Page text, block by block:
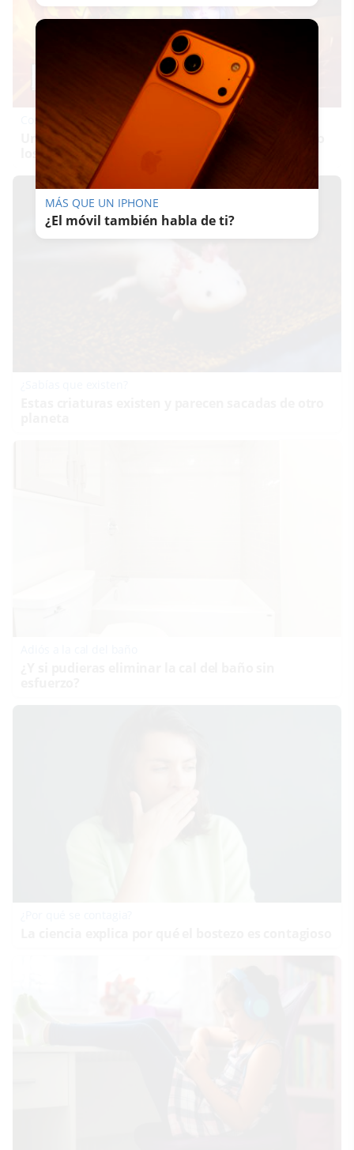
Corepunk MMORPG
Un verdadero MMORPG de la vieja escuela ¡Cómo
los de antes, pero mejor!
MÁS QUE UN IPHONE
¿El móvil también habla de ti?